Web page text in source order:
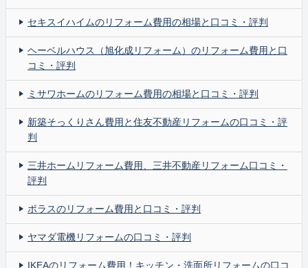
セキスイハイムのリフォーム費用の相場と口コミ・評判
ヘーベルハウス（旭化成リフォーム）のリフォーム費用と口
コミ・評判
ミサワホームのリフォーム費用の相場と口コミ・評判
新築そっくりさん費用と住友不動産リフォームの口コミ・評
判
三井ホームリフォーム費用、三井不動産リフォーム口コミ・
評判
ポラスのリフォーム費用と口コミ・評判
ヤマダ電機リフォームの口コミ・評判
IKEAのリフォーム費用！キッチン・洗面所リフォームの口コ